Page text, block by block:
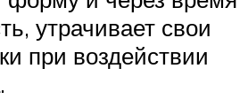
утрачивает свои
при воздействии